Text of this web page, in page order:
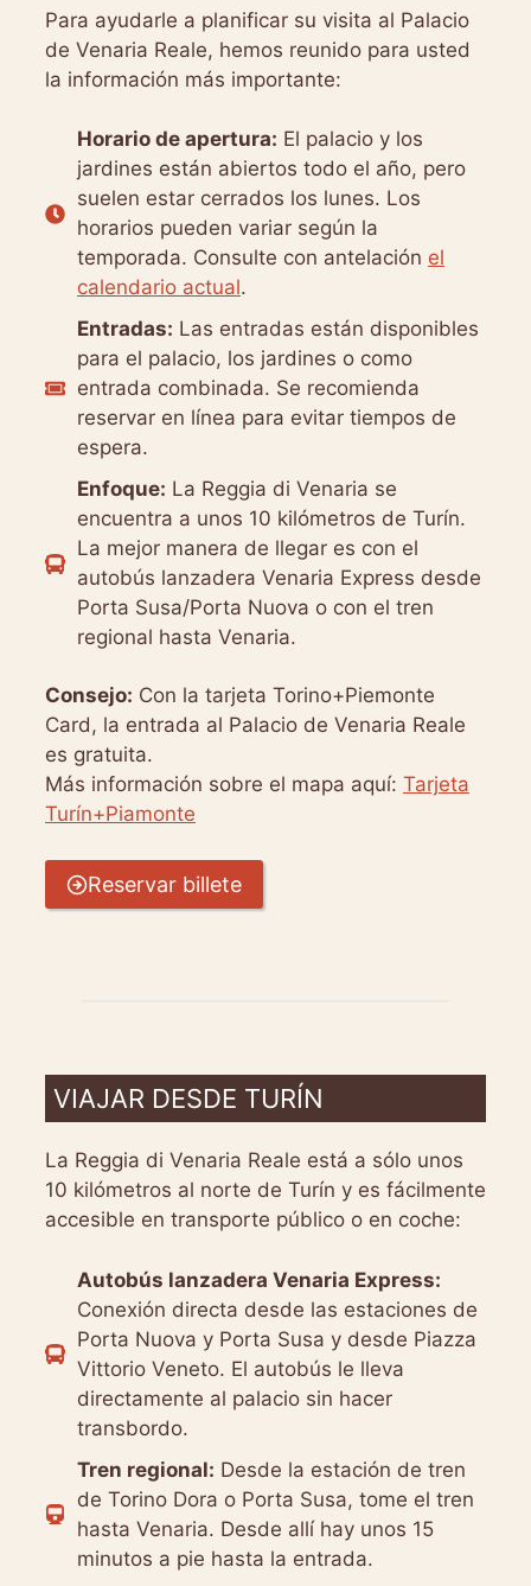
Para ayudarle a planificar su visita al Palacio
de Venaria Reale, hemos reunido para usted
la información más importante:
Horario de apertura: El palacio y los
jardines están abiertos todo el año, pero
suelen estar cerrados los lunes. Los
horarios pueden variar según la
temporada. Consulte con antelación el
calendario actual.
Entradas: Las entradas están disponibles
para el palacio, los jardines o como
entrada combinada. Se recomienda
reservar en línea para evitar tiempos de
espera.
Enfoque: La Reggia di Venaria se
encuentra a unos 10 kilómetros de Turín.
La mejor manera de llegar es con el
autobús lanzadera Venaria Express desde
Porta Susa/Porta Nuova o con el tren
regional hasta Venaria.
Consejo: Con la tarjeta Torino+Piemonte
Card, la entrada al Palacio de Venaria Reale
es gratuita.
Más información sobre el mapa aquí: Tarjeta
Turín+Piamonte
Reservar billete
VIAJAR DESDE TURÍN
La Reggia di Venaria Reale está a sólo unos
10 kilómetros al norte de Turín y es fácilmente
accesible en transporte público o en coche:
Autobús lanzadera Venaria Express:
Conexión directa desde las estaciones de
Porta Nuova y Porta Susa y desde Piazza
Vittorio Veneto. El autobús le lleva
directamente al palacio sin hacer
transbordo.
Tren regional: Desde la estación de tren
de Torino Dora o Porta Susa, tome el tren
hasta Venaria. Desde allí hay unos 15
minutos a pie hasta la entrada.